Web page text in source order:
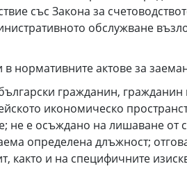
със Закона за
обслужване
актове за
гражданин,
икономическо
не е осъждано на лишаване
определена длъжност;
и на специфичните